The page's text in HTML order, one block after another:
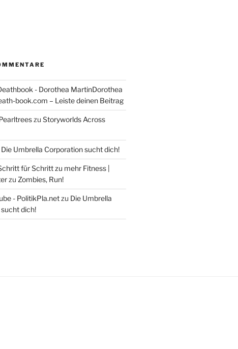
- Dorothea MartinDorothea
book.com – Leiste deinen Beitrag
zu Storyworlds Across
Die Umbrella Corporation sucht dich!
für Schritt zu mehr Fitness |
zu Zombies, Run!
- PolitikPla.netzu Die Umbrella
dich!